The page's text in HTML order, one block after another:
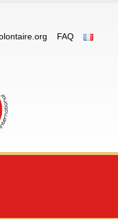
FAQ